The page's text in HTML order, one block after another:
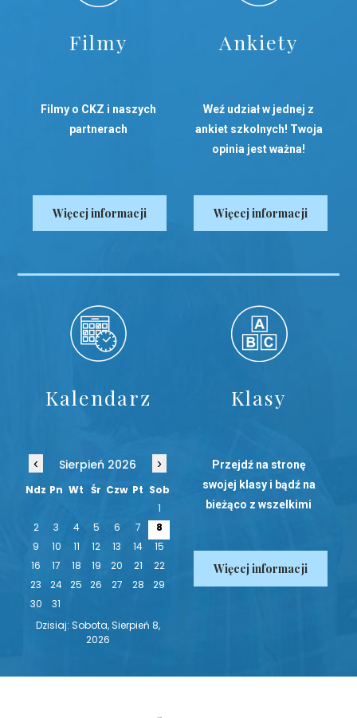
Filmy
Filmy o CKZ i naszych
partnerach
Więcej informacji
Ankiety
Weź udział w jednej z
ankiet szkolnych! Twoja
opinia jest ważna!
Więcej informacji
Kalendarz
‹ Sierpień 2026 ›
Ndz Pn Wt Śr Czw Pt Sob
1
2
3 4 5 6 7
8
9
10 11 12 13 14
15
16
17 18 19 20 21
22
23
24 25 26 27 28
29
30
31
Dzisiaj: Sobota, Sierpień 8,
2026
Klasy
Przejdź na stronę
swojej klasy i bądź na
bieżąco z wszelkimi
Więcej informacji